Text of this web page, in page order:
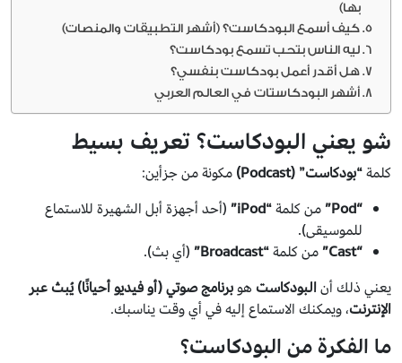
بها)
كيف أسمع البودكاست؟ (أشهر التطبيقات والمنصات)
ليه الناس بتحب تسمع بودكاست؟
هل أقدر أعمل بودكاست بنفسي؟
أشهر البودكاستات في العالم العربي
شو يعني البودكاست؟ تعريف بسيط
كلمة“بودكاست” (Podcast)
مكونة من جزأين:
“Pod”
من كلمة“iPod”
(أحد أجهزة أبل الشهيرة للاستماع
للموسيقى).
“Cast”
من كلمة“Broadcast”
(أي بث).
يعني ذلك أنالبودكاست هوبرنامج صوتي (أو فيديو أحيانًا) يُبث عبر
الإنترنت، ويمكنك الاستماع إليه في أي وقت يناسبك.
ما الفكرة من البودكاست؟